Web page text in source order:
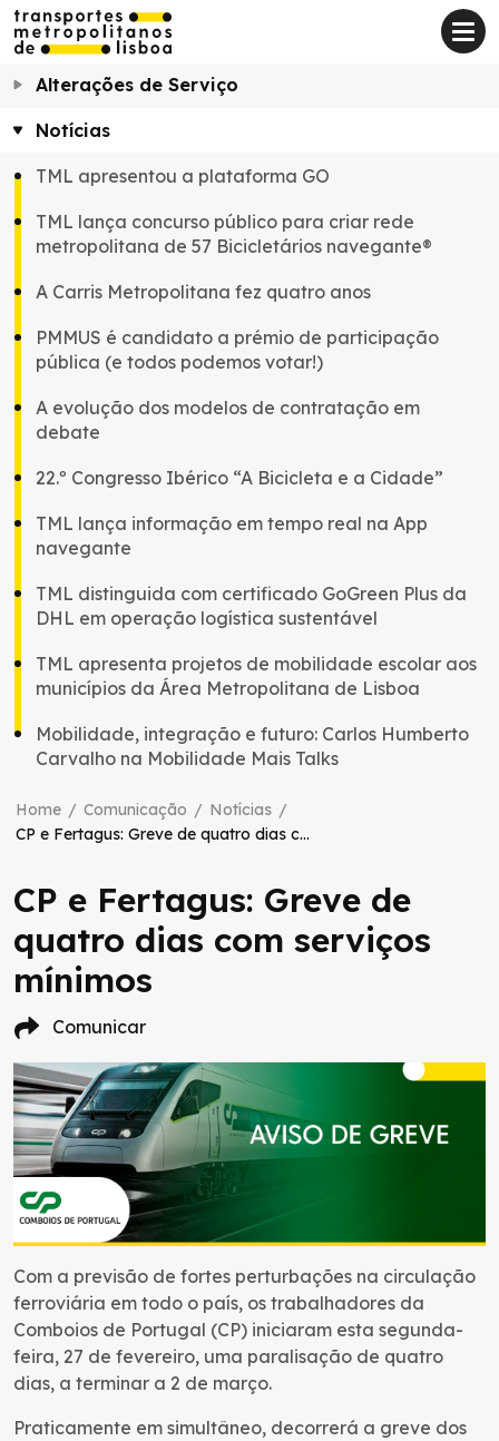
Home / Comunicação / Notícias /
CP e Fertagus: Greve de quatro dias com serviços mínimos
CP e Fertagus: Greve de
quatro dias com serviços
mínimos
Comunicar
Com a previsão de fortes perturbações na circulação
ferroviária em todo o país, os trabalhadores da
Comboios de Portugal (CP) iniciaram esta segunda-
feira, 27 de fevereiro, uma paralisação de quatro
dias, a terminar a 2 de março.
Praticamente em simultâneo, decorrerá a greve dos
Alterações de Serviço
Notícias
TML apresentou a plataforma GO
TML lança concurso público para criar rede
metropolitana de 57 Bicicletários navegante®
A Carris Metropolitana fez quatro anos
PMMUS é candidato a prémio de participação
pública (e todos podemos votar!)
A evolução dos modelos de contratação em
debate
22.º Congresso Ibérico “A Bicicleta e a Cidade”
TML lança informação em tempo real na App
navegante
TML distinguida com certificado GoGreen Plus da
DHL em operação logística sustentável
TML apresenta projetos de mobilidade escolar aos
municípios da Área Metropolitana de Lisboa
Mobilidade, integração e futuro: Carlos Humberto
Carvalho na Mobilidade Mais Talks